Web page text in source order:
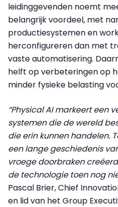
leidinggevenden noemt
belangrijk voordeel, met
productiesystemen en
herconfigureren dan met
vaste automatisering.
helft op verbeteringen op
minder fysieke belasting
“Physical AI markeert een
systemen die de wereld
die erin kunnen handelen.
een lange geschiedenis
vroege doorbraken
de technologie toen nog
Pascal Brier, Chief
en lid van het Group